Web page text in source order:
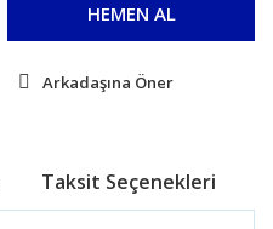
HEMEN AL
Arkadaşına Öner
Taksit Seçenekleri